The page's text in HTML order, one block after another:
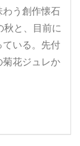
わう創作懐石
秋と、目前に
ている。先付
菊花ジュレか